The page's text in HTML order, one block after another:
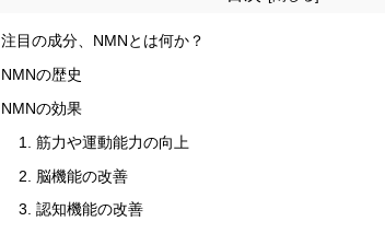
注目の成分、NMNとは何か？
NMNの歴史
NMNの効果
筋力や運動能力の向上
脳機能の改善
認知機能の改善